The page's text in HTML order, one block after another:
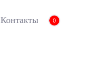
Контакты 0